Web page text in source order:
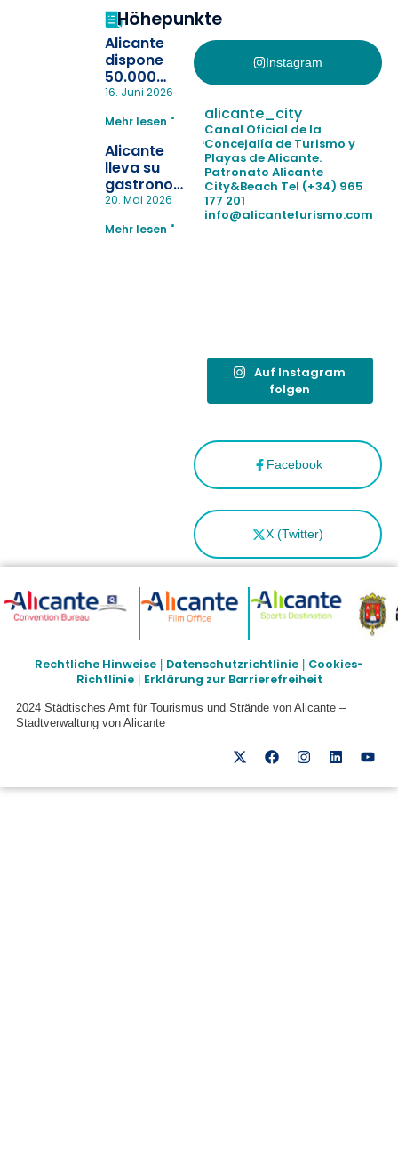
Höhepunkte
Alicante
dispone
50.000
pulseras
la
pérdida de niños
en las
playas y
realiza con
simulacro de socorrismo
16. Juni 2026
Mehr lesen "
Alicante
lleva su
gastronomía
a Madrid
reforzar el
20. Mai 2026
Mehr lesen "
Instagram
Facebook
X (Twitter)
alicante_city
Canal Oficial de la
Concejalía de Turismo y
Playas de Alicante.
Patronato Alicante
City&Beach Tel (+34) 965
177 201
info@alicanteturismo.com
Auf Instagram
folgen
Rechtliche Hinweise Datenschutzrichtlinie
Cookies-
Richtlinie| Erklärung zur Barrierefreiheit
2024 Städtisches Amt für Tourismus und Strände von Alicante –
Stadtverwaltung von Alicante